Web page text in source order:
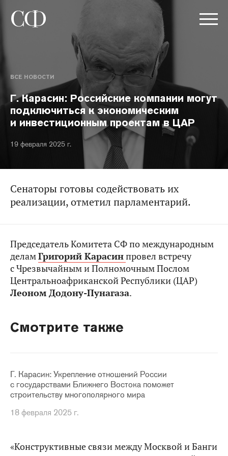
ВСЕ НОВОСТИ
Г. Карасин: Российские компании могут
подключиться к экономическим
и инвестиционным проектам в ЦАР
19 февраля 2025 г.
Сенаторы готовы содействовать их
реализации, отметил парламентарий.
Председатель Комитета СФ по международным
деламГригорий Карасинпровел встречу
с Чрезвычайным и Полномочным Послом
Центральноафриканской Республики (ЦАР)
Леоном Додону-Пунагаза.
Смотрите также
Г. Карасин: Укрепление отношений России
с государствами Ближнего Востока поможет
строительству многополярного мира
18 февраля 2025 г.
«Конструктивные связи между Москвой и Банги